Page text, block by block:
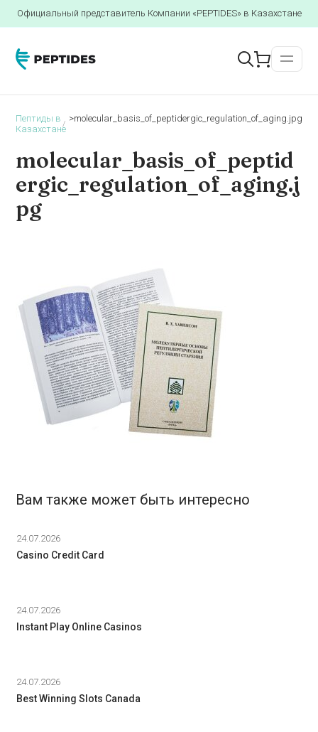
Официальный представитель Компании «PEPTIDES» в Казахстане
Пептиды в
Казахстане
>molecular_basis_of_peptidergic_regulation_of_aging.jpg
molecular_basis_of_peptid
ergic_regulation_of_aging.j
pg
Вам также может быть интересно
24.07.2026
Casino Credit Card
24.07.2026
Instant Play Online Casinos
24.07.2026
Best Winning Slots Canada